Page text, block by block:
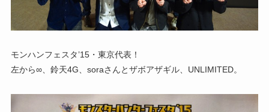
モンハンフェスタ’15・東京代表！
左から∞、鈴天4G、soraさんとザボアザギル、UNLIMITED。